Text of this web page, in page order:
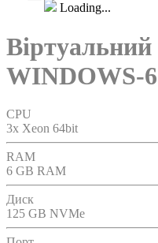
Loading...
Віртуальний
WINDOWS-
CPU
3x Xeon 64bit
RAM
6 GB RAM
Диск
125 GB NVMe